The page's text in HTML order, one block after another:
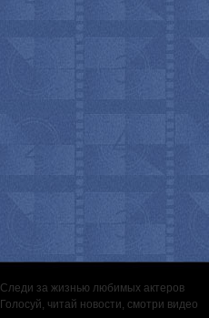
Следи за жизнью любимых актеров
Голосуй, читай новости, смотри видео